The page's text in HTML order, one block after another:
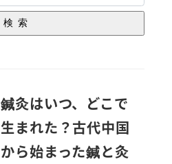
検索
鍼灸はいつ、どこで
生まれた？古代中国
から始まった鍼と灸